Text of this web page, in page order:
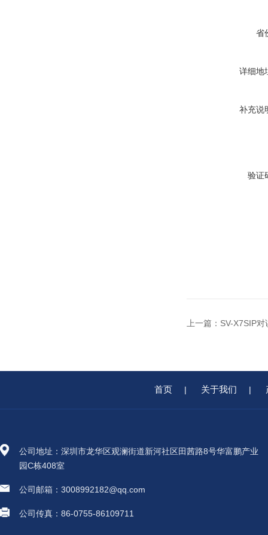
省
详细地
补充说
验证
上一篇： SV-X7SIP
首页 | 关于我们 |
公司地址：深圳市龙华区观澜街道新河社区田茜路8号华富鹏产业
园C栋408室
公司邮箱：3008992182@qq.com
公司传真：86-0755-86109711